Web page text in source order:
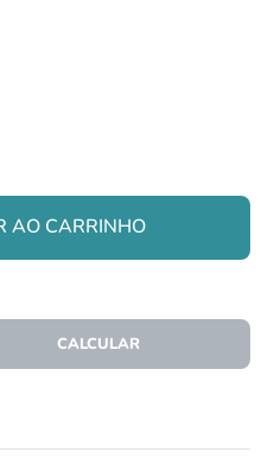
AO CARRINHO
CALCULAR O FRETE